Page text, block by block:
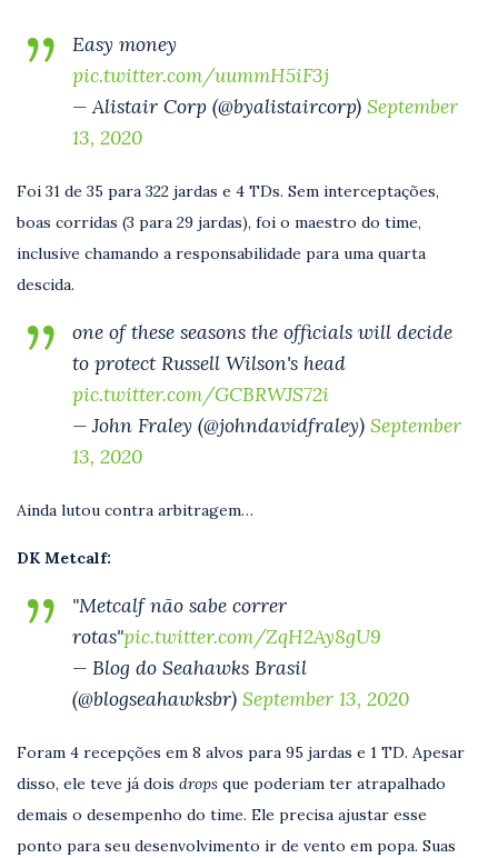
Easy money
pic.twitter.com/uummH5iF3j
— Alistair Corp (@byalistaircorp) September
13, 2020
Foi 31 de 35 para 322 jardas e 4 TDs. Sem interceptações,
boas corridas (3 para 29 jardas), foi o maestro do time,
inclusive chamando a responsabilidade para uma quarta
descida.
one of these seasons the officials will decide
to protect Russell Wilson's head
pic.twitter.com/GCBRWJS72i
— John Fraley (@johndavidfraley) September
13, 2020
Ainda lutou contra arbitragem…
DK Metcalf:
"Metcalf não sabe correr
rotas"pic.twitter.com/ZqH2Ay8gU9
— Blog do Seahawks Brasil
(@blogseahawksbr) September 13, 2020
Foram 4 recepções em 8 alvos para 95 jardas e 1 TD. Apesar
disso, ele teve já dois drops que poderiam ter atrapalhado
demais o desempenho do time. Ele precisa ajustar esse
ponto para seu desenvolvimento ir de vento em popa. Suas